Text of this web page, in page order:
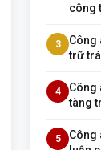
công
3
Công
trữ
4
Công
tàng
5
Công